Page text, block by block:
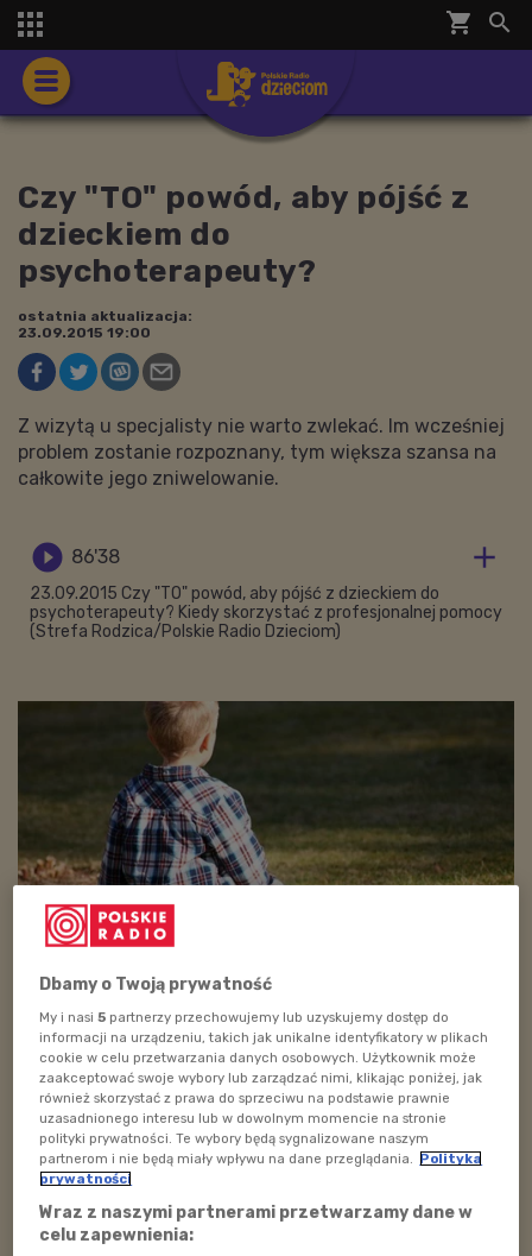
shopping_cart 

Czy "TO" powód, aby pójść z
dzieckiem do
psychoterapeuty?
ostatnia aktualizacja:
23.09.2015 19:00
Z wizytą u specjalisty nie warto zwlekać. Im wcześniej
problem zostanie rozpoznany, tym większa szansa na
całkowite jego zniwelowanie.
 86'38 
23.09.2015 Czy "TO" powód, aby pójść z dzieckiem do
psychoterapeuty? Kiedy skorzystać z profesjonalnej pomocy
(Strefa Rodzica/Polskie Radio Dzieciom)
Foto: pixabay.com/domena publiczna
W środowym paśmie Strefa Rodzica poruszymy
zagadnienia związane z identyfikacją zachowań
dziecka, które mogą budzić zaniepokojenie lub
wątpliwości. Zaproszeni do udziału w audycji eksperci
podpowiedzą, kiedy niepokojące zachowania u
naszych pociech to próby zwrócenia na siebie uwagi
lub skutek utrwalonych złych nawyków, a kiedy należy
zastanowić się, czy problemy nie są skutkiem
Dbamy o Twoją prywatność
My i nasi5 partnerzy przechowujemy lub uzyskujemy dostęp do
informacji na urządzeniu, takich jak unikalne identyfikatory w plikach
cookie w celu przetwarzania danych osobowych. Użytkownik może
zaakceptować swoje wybory lub zarządzać nimi, klikając poniżej, jak
również skorzystać z prawa do sprzeciwu na podstawie prawnie
uzasadnionego interesu lub w dowolnym momencie na stronie
polityki prywatności. Te wybory będą sygnalizowane naszym
partnerom i nie będą miały wpływu na dane przeglądania. Polityka
prywatności
Wraz z naszymi partnerami przetwarzamy dane w
celu zapewnienia: